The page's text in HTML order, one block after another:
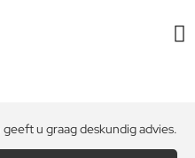
u graag deskundig advies.